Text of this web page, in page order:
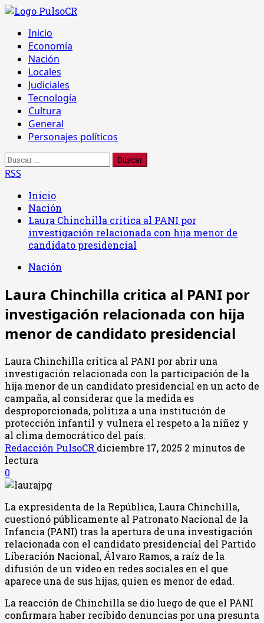
Saltar
contenido
Menú
principal
Inicio
Economía
Nación
Locales
Judiciales
Tecnología
Cultura
General
Personajes políticos
Buscar:
RSS
Inicio
Nación
Laura Chinchilla critica al PANI por
investigación relacionada con hija menor de
candidato presidencial
Nación
Laura Chinchilla critica al PANI por
investigación relacionada con hija
menor de candidato presidencial
Laura Chinchilla critica al PANI por abrir una
investigación relacionada con la participación de la
hija menor de un candidato presidencial en un acto de
campaña, al considerar que la medida es
desproporcionada, politiza a una institución de
protección infantil y vulnera el respeto a la niñez y
al clima democrático del país.
Redacción PulsoCR diciembre 17, 2025 2 minutos de
lectura
0
La expresidenta de la República, Laura Chinchilla,
cuestionó públicamente al Patronato Nacional de la
Infancia (PANI) tras la apertura de una investigación
relacionada con el candidato presidencial del Partido
Liberación Nacional, Álvaro Ramos, a raíz de la
difusión de un video en redes sociales en el que
aparece una de sus hijas, quien es menor de edad.
La reacción de Chinchilla se dio luego de que el PANI
confirmara haber recibido denuncias por una presunta